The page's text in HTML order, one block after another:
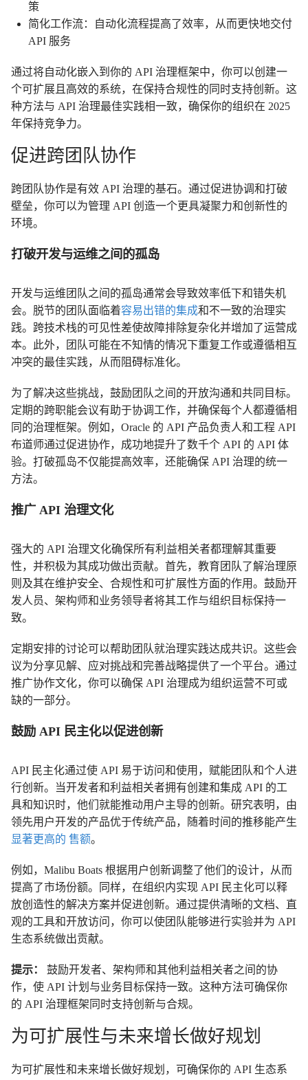
策
简化工作流：自动化流程提高了效率，从而更快地交付
API 服务
通过将自动化嵌入到你的 API 治理框架中，你可以创建一
个可扩展且高效的系统，在保持合规性的同时支持创新。这
种方法与 API 治理最佳实践相一致，确保你的组织在 2025
年保持竞争力。
促进跨团队协作
跨团队协作是有效 API 治理的基石。通过促进协调和打破
壁垒，你可以为管理 API 创造一个更具凝聚力和创新性的
环境。
打破开发与运维之间的孤岛
开发与运维团队之间的孤岛通常会导致效率低下和错失机
会。脱节的团队面临着容易出错的集成和不一致的治理实
践。跨技术栈的可见性差使故障排除复杂化并增加了运营成
本。此外，团队可能在不知情的情况下重复工作或遵循相互
冲突的最佳实践，从而阻碍标准化。
为了解决这些挑战，鼓励团队之间的开放沟通和共同目标。
定期的跨职能会议有助于协调工作，并确保每个人都遵循相
同的治理框架。例如，Oracle 的 API 产品负责人和工程 API
布道师通过促进协作，成功地提升了数千个 API 的 API 体
验。打破孤岛不仅能提高效率，还能确保 API 治理的统一
方法。
推广 API 治理文化
强大的 API 治理文化确保所有利益相关者都理解其重要
性，并积极为其成功做出贡献。首先，教育团队了解治理原
则及其在维护安全、合规性和可扩展性方面的作用。鼓励开
发人员、架构师和业务领导者将其工作与组织目标保持一
致。
定期安排的讨论可以帮助团队就治理实践达成共识。这些会
议为分享见解、应对挑战和完善战略提供了一个平台。通过
推广协作文化，你可以确保 API 治理成为组织运营不可或
缺的一部分。
鼓励 API 民主化以促进创新
API 民主化通过使 API 易于访问和使用，赋能团队和个人进
行创新。当开发者和利益相关者拥有创建和集成 API 的工
具和知识时，他们就能推动用户主导的创新。研究表明，由
领先用户开发的产品优于传统产品，随着时间的推移能产生
显著更高的 售额。
例如，Malibu Boats 根据用户创新调整了他们的设计，从而
提高了市场份额。同样，在组织内实现 API 民主化可以释
放创造性的解决方案并促进创新。通过提供清晰的文档、直
观的工具和开放访问，你可以使团队能够进行实验并为 API
生态系统做出贡献。
提示：
鼓励开发者、架构师和其他利益相关者之间的协
作，使 API 计划与业务目标保持一致。这种方法可确保你
的 API 治理框架同时支持创新与合规。
为可扩展性与未来增长做好规划
为可扩展性和未来增长做好规划，可确保你的 API 生态系